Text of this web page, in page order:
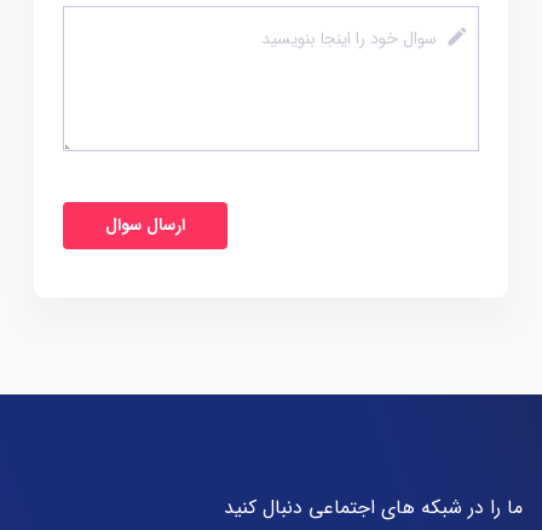
ما را در شبکه های اجتماعی دنبال کنید